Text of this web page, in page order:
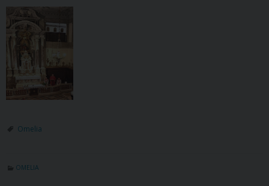
Omelia
OMELIA